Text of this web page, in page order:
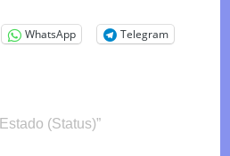
WhatsApp Telegram
Estado (Status)”